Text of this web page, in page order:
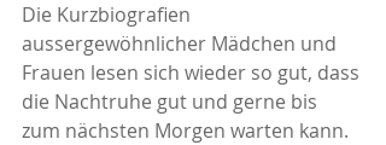
Die Kurzbiografien
aussergewöhnlicher Mädchen und
Frauen lesen sich wieder so gut, dass
die Nachtruhe gut und gerne bis
zum nächsten Morgen warten kann.